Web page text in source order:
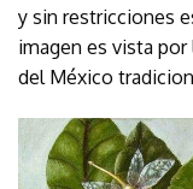
y sin restricciones
imagen es vista
del México